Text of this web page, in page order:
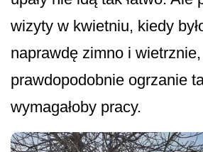
wizyty w kwietniu, kiedy
naprawdę zimno i wietrznie,
prawdopodobnie ogrzanie
wymagałoby pracy.